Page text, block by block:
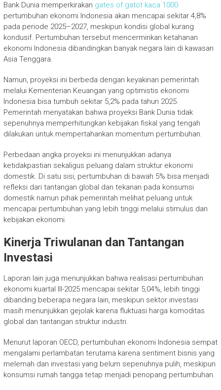
Bank Dunia memperkirakan gates of gatot kaca 1000
pertumbuhan ekonomi Indonesia akan mencapai sekitar 4,8%
pada periode 2025–2027, meskipun kondisi global kurang
kondusif. Pertumbuhan tersebut mencerminkan ketahanan
ekonomi Indonesia dibandingkan banyak negara lain di kawasan
Asia Tenggara.
Namun, proyeksi ini berbeda dengan keyakinan pemerintah
melalui Kementerian Keuangan yang optimistis ekonomi
Indonesia bisa tumbuh sekitar 5,2% pada tahun 2025.
Pemerintah menyatakan bahwa proyeksi Bank Dunia tidak
sepenuhnya memperhitungkan kebijakan fiskal yang tengah
dilakukan untuk mempertahankan momentum pertumbuhan.
Perbedaan angka proyeksi ini menunjukkan adanya
ketidakpastian sekaligus peluang dalam struktur ekonomi
domestik. Di satu sisi, pertumbuhan di bawah 5% bisa menjadi
refleksi dari tantangan global dan tekanan pada konsumsi
domestik namun pihak pemerintah melihat peluang untuk
mencapai pertumbuhan yang lebih tinggi melalui stimulus dan
kebijakan ekonomi.
Kinerja Triwulanan dan Tantangan
Investasi
Laporan lain juga menunjukkan bahwa realisasi pertumbuhan
ekonomi kuartal III-2025 mencapai sekitar 5,04%, lebih tinggi
dibanding beberapa negara lain, meskipun sektor investasi
masih menunjukkan gejolak karena fluktuasi harga komoditas
global dan tantangan struktur industri.
Menurut laporan OECD, pertumbuhan ekonomi Indonesia sempat
mengalami perlambatan terutama karena sentiment bisnis yang
melemah dan investasi yang belum sepenuhnya pulih, meskipun
konsumsi rumah tangga tetap menjadi penopang pertumbuhan.